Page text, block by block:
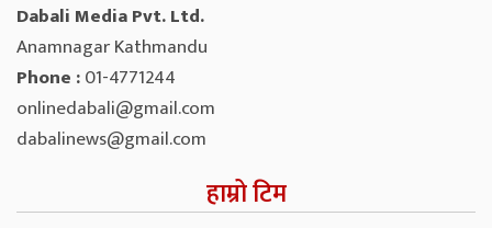
Dabali Media Pvt. Ltd.
Anamnagar Kathmandu
Phone :01-4771244
onlinedabali@gmail.com
dabalinews@gmail.com
हाम्रो टिम